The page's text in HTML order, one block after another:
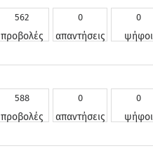
562
προβολές
0
απαντήσεις
0
ψήφοι
588
προβολές
0
απαντήσεις
0
ψήφοι